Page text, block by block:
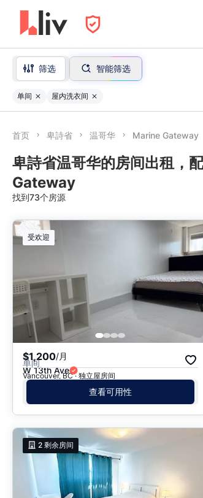
筛选 智能筛选
单间 屋内洗衣间
首页 卑詩省 温哥华 Marine Gateway
卑詩省温哥华的房间出租，
Gateway
找到73个房源
受欢迎
$1,200/月
单间
W 13th Ave
Vancouver, BC · 独立屋房间
查看可用性
2 剩余房间